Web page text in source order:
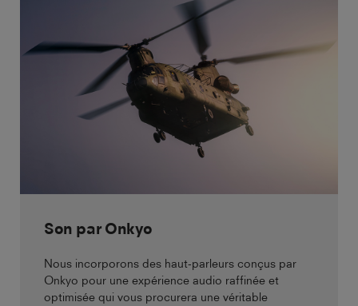
Son par Onkyo
Nous incorporons des haut-parleurs conçus par
Onkyo pour une expérience audio raffinée et
optimisée qui vous procurera une véritable